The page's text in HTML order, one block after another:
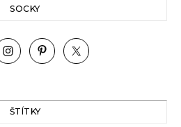
SOCKY
ŠTÍTKY